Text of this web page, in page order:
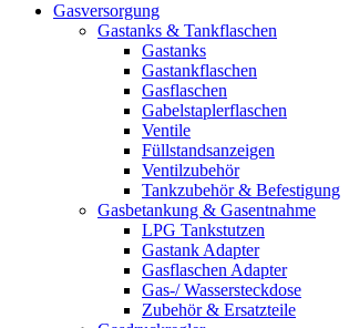
Gasversorgung
Gastanks & Tankflaschen
Gastanks
Gastankflaschen
Gasflaschen
Gabelstaplerflaschen
Ventile
Füllstandsanzeigen
Ventilzubehör
Tankzubehör & Befestigung
Gasbetankung & Gasentnahme
LPG Tankstutzen
Gastank Adapter
Gasflaschen Adapter
Gas-/ Wassersteckdose
Zubehör & Ersatzteile